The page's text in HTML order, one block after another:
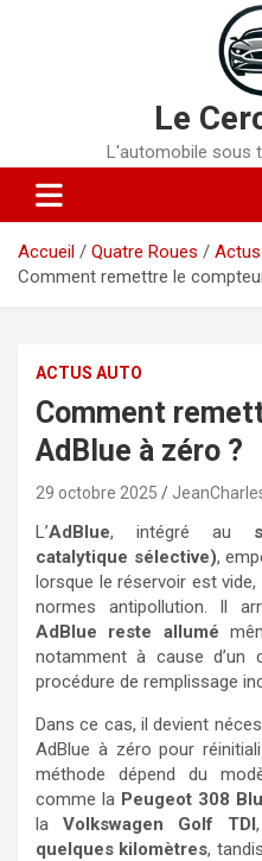
Le
L'automobile sous
Accueil Quatre Roues
Comment remettre le
ACTUS AUTO
Comment
AdBlue à zéro ?
29 octobre 2025
L’AdBlue, intégré au
catalytique sélective),
lorsque le réservoir est
normes antipollution. Il
AdBlue reste allumé
notamment à cause d’un
procédure de remplissage
Dans ce cas, il devient
AdBlue à zéro pour
méthode dépend du
comme la Peugeot 308
la Volkswagen Golf TDI
quelques kilomètres,